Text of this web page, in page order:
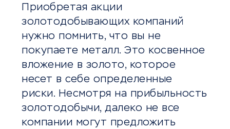
Приобретая акции
золотодобывающих компаний
нужно помнить, что вы не
покупаете металл. Это косвенное
вложение в золото, которое
несет в себе определенные
риски. Несмотря на прибыльность
золотодобычи, далеко не все
компании могут предложить